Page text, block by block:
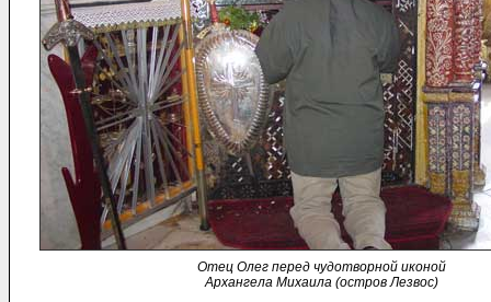
Отец Олег перед чудотворной иконой
Архангела Михаила (остров Лезвос)